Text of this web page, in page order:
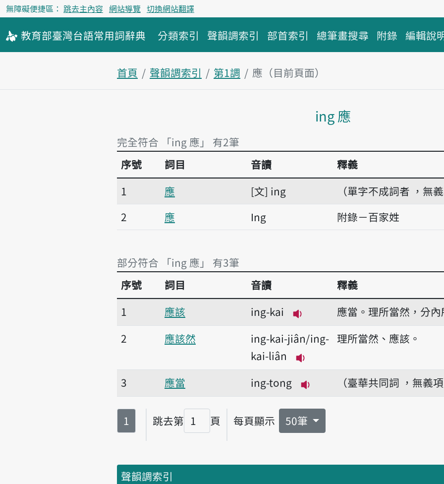
無障礙便捷區： 跳去主內容 網站導覽 切換網站翻譯
教育部臺灣台語常用詞辭典 分類索引 聲韻調索引 部首索引 總筆畫搜尋 附錄 編輯說
首頁 聲韻調索引 第1調
應（目前頁面）
ing 應
完全符合 「ing 應」 有2筆
完全符合 「ing 應」 有2筆
序號 詞目 音讀
釋義
1
應 文 ing
（單字不成詞者 ，無義
2
應 Ing 附錄－百家姓
部分符合 「ing 應」 有3筆
部分符合 「ing 應」 有3筆
序號 詞目 音讀
釋義
1
應該
ing-kai
播放音讀ing-kai
應當。理所當然，分內
2
應該然
ing-kai-jiân/ing-
kai-liân
播放音讀ing-kai-jiân/ing-kai-
理所當然、應該。
3 應當
ing-tong
播放音讀ing-tong
（臺華共同詞 ，無義項
第
1 跳去第
頁碼
頁 每頁顯示 50筆
聲韻調索引